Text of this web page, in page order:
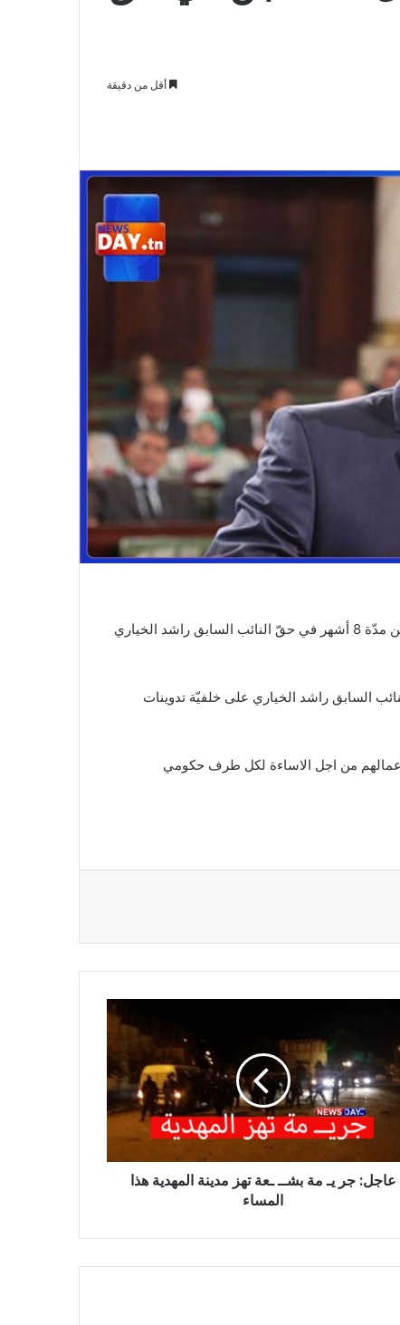
أقل من دقيقة
قضت الدائرة الجناحية السادسة بالمحكمة الابتدائية بتونس بالسجن مدّة 8 أشهر في حقّ النائب السابق راشد الخياري
شهر أفريل من سنة 2021 بشكاية ضدّ النائب السابق راشد الخياري على خلفيّة تدوينات
اعمالهم من اجل الاساءة لكل طرف حكومي
عاجل: جر يـ مة بشــ ـعة تهز مدينة المهدية هذا
المساء